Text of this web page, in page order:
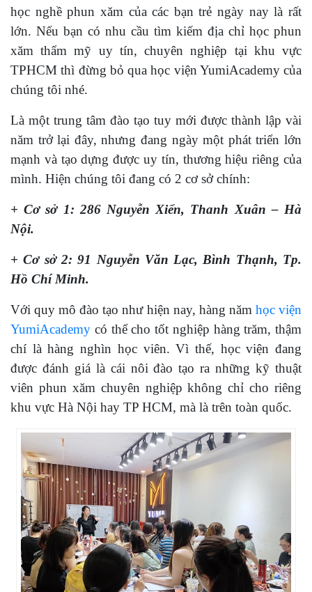
học nghề phun xăm của các bạn trẻ ngày nay là rất
lớn. Nếu bạn có nhu cầu tìm kiếm địa chỉ học phun
xăm thẩm mỹ uy tín, chuyên nghiệp tại khu vực
TPHCM thì đừng bỏ qua học viện YumiAcademy của
chúng tôi nhé.
Là một trung tâm đào tạo tuy mới được thành lập vài
năm trở lại đây, nhưng đang ngày một phát triển lớn
mạnh và tạo dựng được uy tín, thương hiệu riêng của
mình. Hiện chúng tôi đang có 2 cơ sở chính:
+ Cơ sở 1: 286 Nguyễn Xiển, Thanh Xuân – Hà
Nội.
+ Cơ sở 2: 91 Nguyễn Văn Lạc, Bình Thạnh, Tp.
Hồ Chí Minh.
Với quy mô đào tạo như hiện nay, hàng năm học viện
YumiAcademy có thể cho tốt nghiệp hàng trăm, thậm
chí là hàng nghìn học viên. Vì thế, học viện đang
được đánh giá là cái nôi đào tạo ra những kỹ thuật
viên phun xăm chuyên nghiệp không chỉ cho riêng
khu vực Hà Nội hay TP HCM, mà là trên toàn quốc.